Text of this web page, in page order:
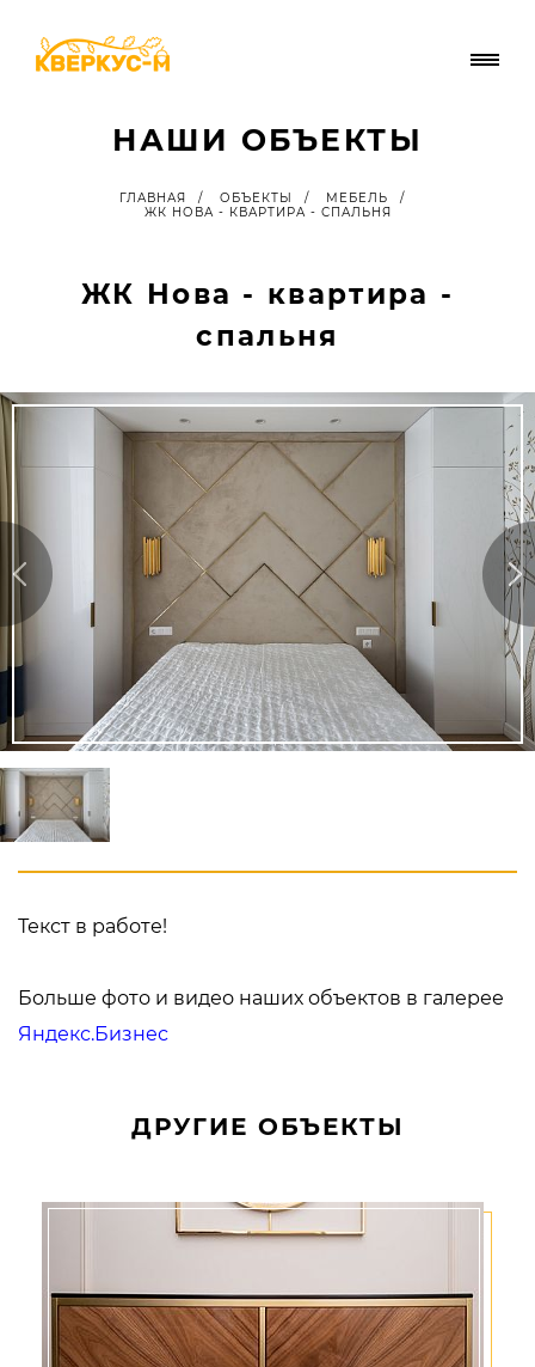
НАШИ ОБЪЕКТЫ
ГЛАВНАЯ / ОБЪЕКТЫ / МЕБЕЛЬ
/
ЖК НОВА - КВАРТИРА - СПАЛЬНЯ
ЖК Нова - квартира -
спальня
Текст в работе!
Больше фото и видео наших объектов в галерее
Яндекс.Бизнес
ДРУГИЕ ОБЪЕКТЫ